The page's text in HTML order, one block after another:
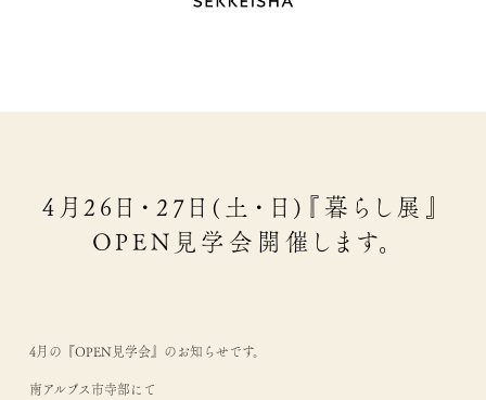
4月26日・27日(土・日)『暮らし展』
OPEN見学会開催します。
4月の『OPEN見学会』のお知らせです。
南アルプス市寺部にて